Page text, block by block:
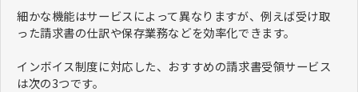
細かな機能はサービスによって異なりますが、例えば受け取
った請求書の仕訳や保存業務などを効率化できます。
インボイス制度に対応した、おすすめの請求書受領サービス
は次の3つです。